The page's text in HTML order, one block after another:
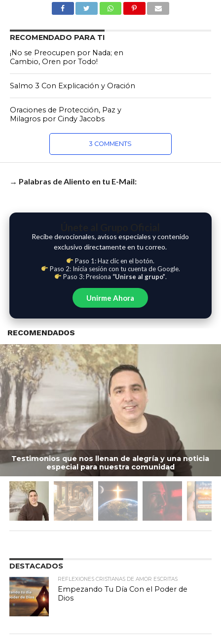
RECOMENDADO PARA TI
¡No se Preocupen por Nada; en
Cambio, Oren por Todo!
Salmo 3 Con Explicación y Oración
Oraciones de Protección, Paz y
Milagros por Cindy Jacobs
3 COMMENTS
→ Palabras de Aliento en tu E-Mail:
Recibe devocionales, avisos especiales y contenido
exclusivo directamente en tu correo.
Paso 1: Haz clic en el botón.
Paso 2: Inicia sesión con tu cuenta de Google.
Paso 3: Presiona “Unirse al grupo”.
Unirme Ahora
RECOMENDADOS
Testimonios que nos llenan de alegría y una noticia
especial para nuestra comunidad
DESTACADOS
REFLEXIONES CRISTIANAS DE AMOR ESCRITAS
Empezando Tu Día Con el Poder de
Dios